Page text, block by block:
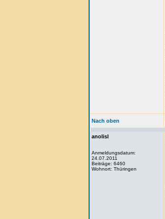
Nach oben
anolisl
Anmeldungsdatum:
24.07.2011
Beiträge: 6460
Wohnort: Thüringen